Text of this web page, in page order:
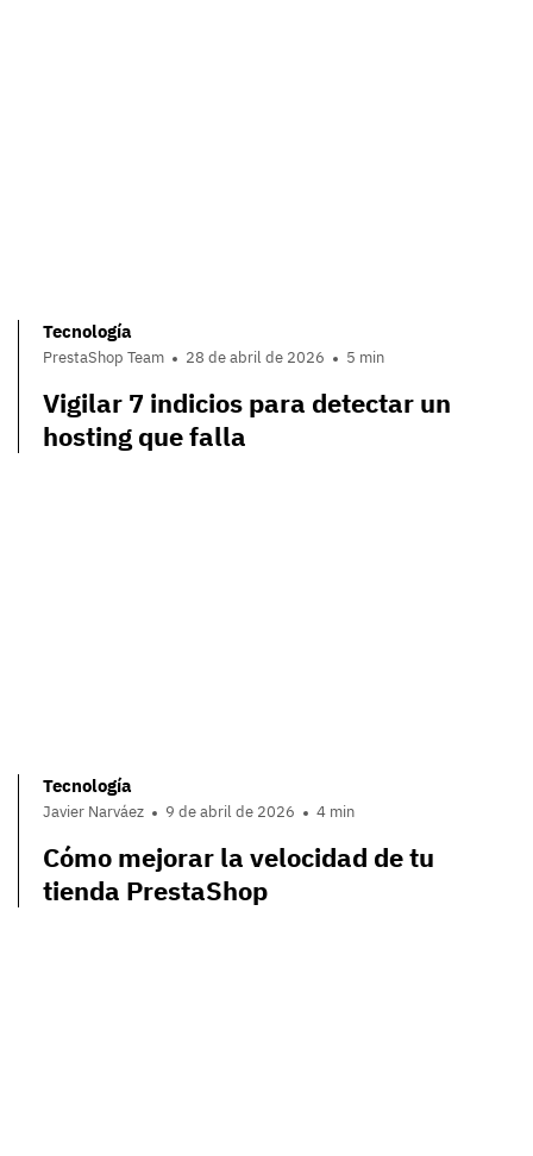
Tecnología
PrestaShop Team 28 de abril de 2026 5 min
Vigilar 7 indicios para detectar un
hosting que falla
Tecnología
Javier Narváez 9 de abril de 2026 4 min
Cómo mejorar la velocidad de tu
tienda PrestaShop